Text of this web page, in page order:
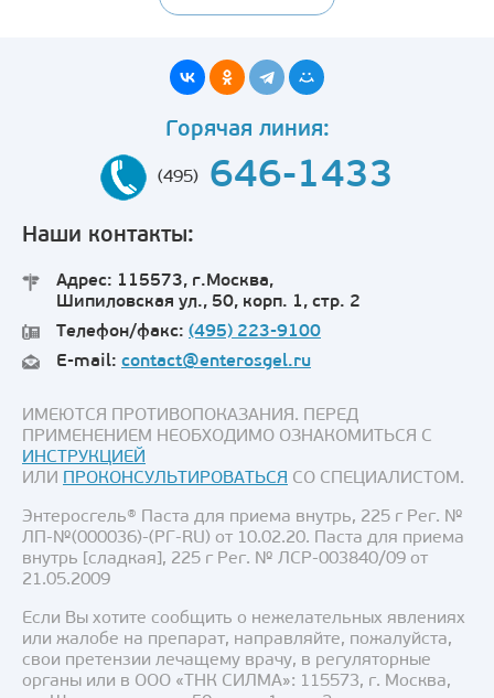
Горячая линия:
(495) 646-1433
Наши контакты:
Адрес: 115573, г.Москва,
Шипиловская ул., 50, корп. 1, стр. 2
Телефон/факс: (495) 223-9100
E-mail: contact@enterosgel.ru
ИМЕЮТСЯ ПРОТИВОПОКАЗАНИЯ. ПЕРЕД
ПРИМЕНЕНИЕМ НЕОБХОДИМО ОЗНАКОМИТЬСЯ С
ИНСТРУКЦИЕЙ
ИЛИ
ПРОКОНСУЛЬТИРОВАТЬСЯ СО СПЕЦИАЛИСТОМ.
Энтеросгель® Паста для приема внутрь, 225 г Рег. №
ЛП-№(000036)-(РГ-RU) от 10.02.20. Паста для приема
внутрь [сладкая], 225 г Рег. № ЛСР-003840/09 от
21.05.2009
Если Вы хотите сообщить о нежелательных явлениях
или жалобе на препарат, направляйте, пожалуйста,
свои претензии лечащему врачу, в регуляторные
органы или в ООО «ТНК СИЛМА»: 115573, г. Москва,